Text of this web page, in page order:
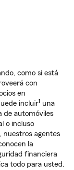
como si está
con
en
incluir1 una
de automóviles
o incluso
nuestros agentes
la
financiera
todo para usted.